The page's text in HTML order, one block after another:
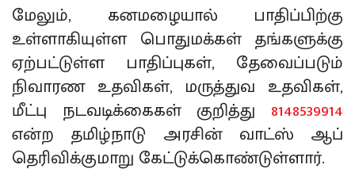
மேலும், கனமழையால் பாதிப்பிற்கு
உள்ளாகியுள்ள பொதுமக்கள் தங்களுக்கு
ஏற்பட்டுள்ள பாதிப்புகள், தேவைப்படும்
நிவாரண உதவிகள், மருத்துவ உதவிகள்,
மீட்பு நடவடிக்கைகள் குறித்து 8148539914
என்ற தமிழ்நாடு அரசின் வாட்ஸ் ஆப்
தெரிவிக்குமாறு கேட்டுக்கொண்டுள்ளார்.